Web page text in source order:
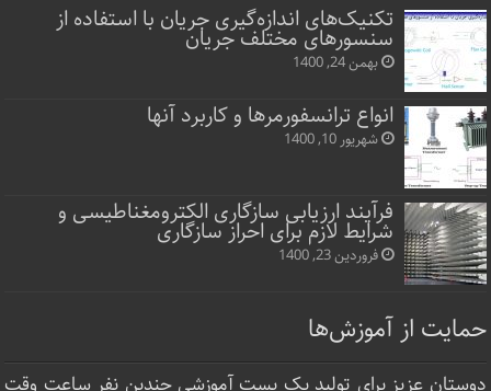
تکنیک‌های اندازه‌گیری جریان با استفاده از
سنسورهای مختلف جریان
بهمن 24, 1400
انواع ترانسفورمرها و کاربرد آنها
شهریور 10, 1400
فرآیند ارزیابی سازگاری الکترومغناطیسی و
شرایط لازم برای احراز سازگاری
فروردین 23, 1400
حمایت از آموزش‌ها